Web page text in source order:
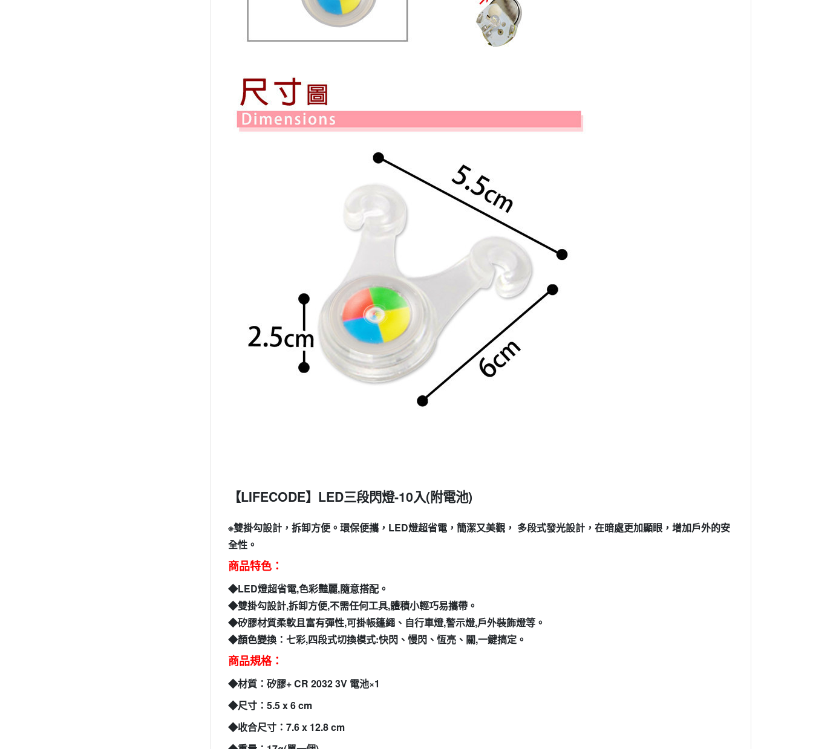
【LIFECODE】LED三段閃燈-10入(附電池)
※雙掛勾設計，拆卸方便。 環保便攜，LED燈超省電，簡潔又美觀 ， 多段式發光設計 ， 在暗處更加顯眼 ， 增加戶外的安
全性。
商品特色：
◆LED燈超省電,色彩豔麗,隨意搭配。
◆雙掛勾設計,拆卸方便,不需任何工具,體積小輕巧易攜帶。
◆矽膠材質柔軟且富有彈性,可掛帳篷繩、自行車燈,警示燈,戶外裝飾燈等。
◆顏色變換：七彩,四段式切換模式:快閃、慢閃、恆亮、關,一鍵搞定。
商品規格：
◆材質 ： 矽膠+ CR 2032 3V 電池×1
◆尺寸 ： 5.5 x 6 cm
◆收合尺寸 ： 7.6 x 12.8 cm